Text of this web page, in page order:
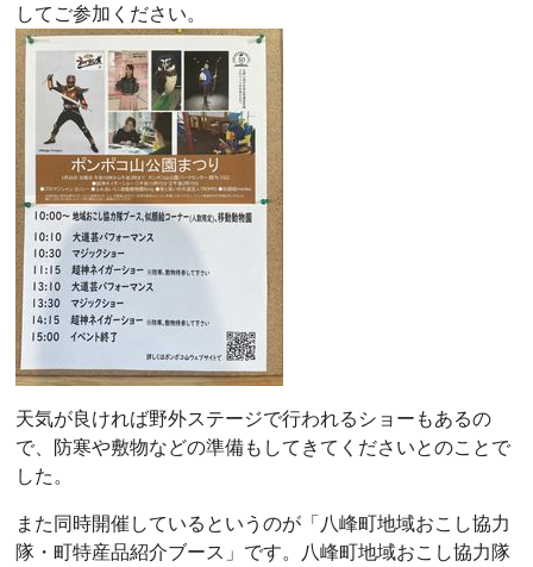
してご参加ください。
天気が良ければ野外ステージで行われるショーもあるの
で、防寒や敷物などの準備もしてきてくださいとのことで
した。
また同時開催しているというのが「八峰町地域おこし協力
隊・町特産品紹介ブース」です。八峰町地域おこし協力隊